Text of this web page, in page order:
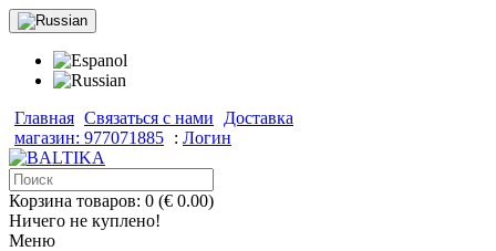
Главная Связаться с нами
Доставка
магазин: 977071885 : Логин
Корзина товаров: 0 (€ 0.00)
Ничего не куплено!
Меню